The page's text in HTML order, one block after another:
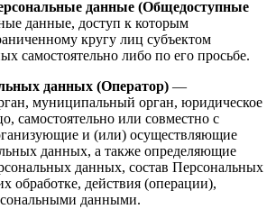
данные (Общедоступные
данные, доступ к которым
кругу лиц субъектом
самостоятельно либо по его просьбе.
данных (Оператор) —
муниципальный орган, юридическое
самостоятельно или совместно с
и (или) осуществляющие
данных, а также определяющие
данных, состав Персональных
обработке, действия (операции),
данными.